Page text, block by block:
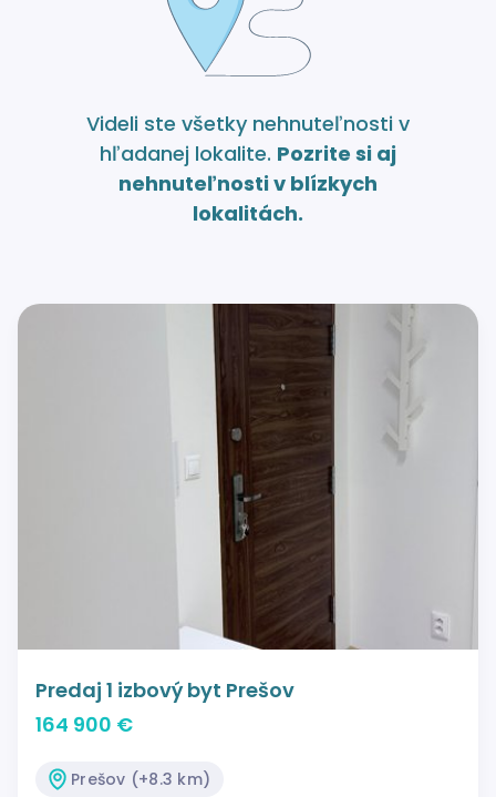
Videli ste všetky nehnuteľnosti v
hľadanej lokalite. Pozrite si aj
nehnuteľnosti v blízkych
lokalitách.
Predaj 1 izbový byt Prešov
164 900 €
Prešov (+8.3 km)